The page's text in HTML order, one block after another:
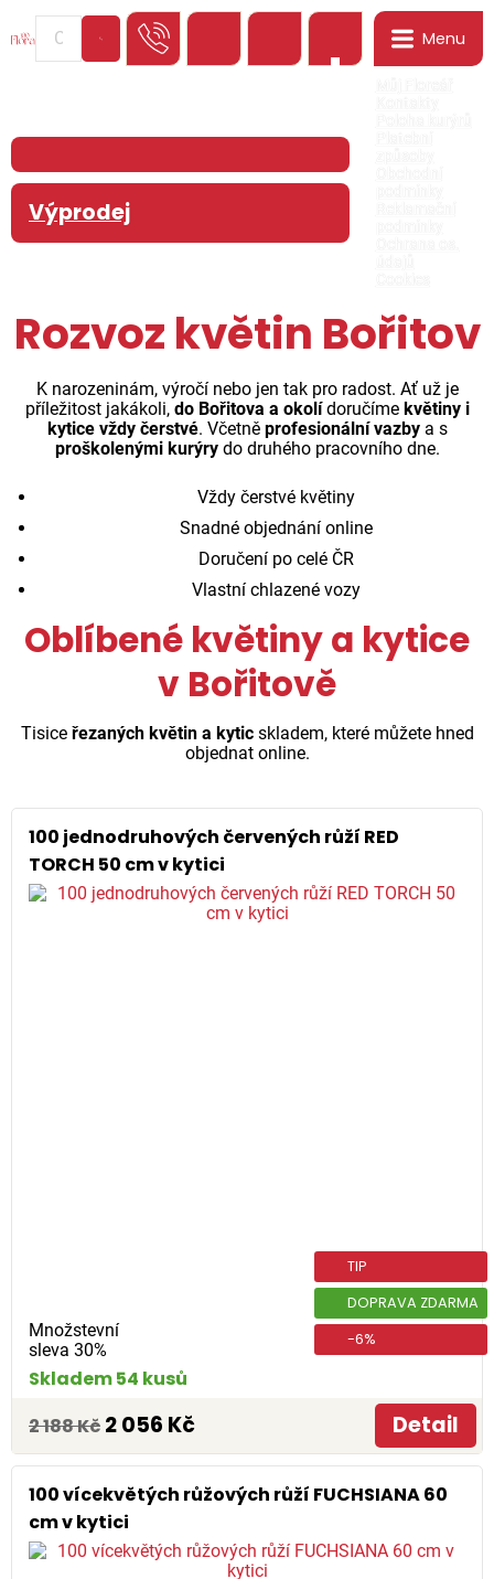
Menu
Výprodej
Rozvoz květin Bořitov
K narozeninám, výročí nebo jen tak pro radost. Ať už je
příležitost jakákoli, do Bořitova a okolídoručíme květiny i
kytice vždy čerstvé. Včetně profesionální vazbya s
proškolenými kurýrydo druhého pracovního dne.
Vždy čerstvé květiny
Snadné objednání online
Doručení po celé ČR
Vlastní chlazené vozy
Oblíbené květiny a kytice
v Bořitově
Tisice řezaných květin a kyticskladem, které můžete hned
objednat online.
100 jednodruhových červených růží RED
TORCH 50 cm v kytici
Množstevní
sleva 30%
TIP
DOPRAVA ZDARMA
-6%
Skladem 54 kusů
2 188 Kč 2 056 Kč Detail
100 vícekvětých růžových růží FUCHSIANA 60
cm v kytici